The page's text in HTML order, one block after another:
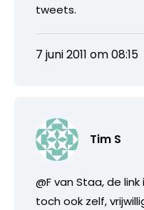
tweets.
7 juni 2011 om 08:15
Tim S
@F van Staa, de
toch ook zelf,